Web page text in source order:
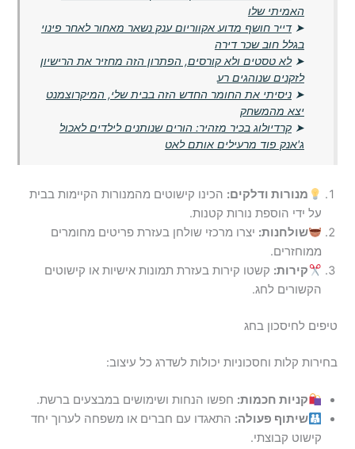
האמיתי שלו
➤דייר חושף מדוע אקווריום ענק נשאר מאחור לאחר פינוי
בגלל חוב שכר דירה
➤לא טסטים ולא קורסים, הפתרון הזה מחזיר את הרישיון
לזקנים שנוהגים רע
➤ניסיתי את החומר החדש הזה בבית שלי, המיקרוצמנט
יצא מהמשחק
➤קרדיולוג בכיר מזהיר: הורים שנותנים לילדים לאכול
ג'אנק פוד מרעילים אותם לאט
מנורות ודלקים: הכינו קישוטים מהמנורות הקיימות בבית
על ידי הוספת נורות קטנות.
שולחנות: יצרו מרכזי שולחן בעזרת פריטים מחומרים
ממוחזרים.
קירות: קשטו קירות בעזרת תמונות אישיות או קישוטים
הקשורים לחג.
טיפים לחיסכון בחג
בחירות קלות וחסכוניות יכולות לשדרג כל עיצוב:
קניות חכמות: חפשו הנחות ושימושים במבצעים ברשת.
שיתוף פעולה: התאגדו עם חברים או משפחה לערוך יחד
קישוט קבוצתי.